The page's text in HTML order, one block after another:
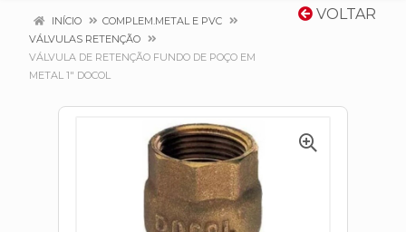
VOLTAR
INÍCIO
COMPLEM.METAL E PVC
VÁLVULAS RETENÇÃO
VÁLVULA DE RETENÇÃO FUNDO DE POÇO EM
METAL 1" DOCOL